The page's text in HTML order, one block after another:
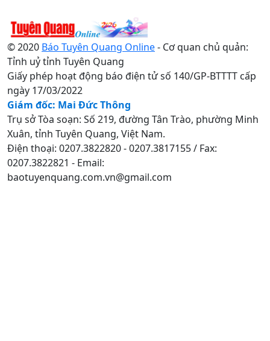
© 2020 Báo Tuyên Quang Online- Cơ quan chủ quản:
Tỉnh uỷ tỉnh Tuyên Quang
Giấy phép hoạt động báo điện tử số 140/GP-BTTTT cấp
ngày 17/03/2022
Giám đốc: Mai Đức Thông
Trụ sở Tòa soạn: Số 219, đường Tân Trào, phường Minh
Xuân, tỉnh Tuyên Quang, Việt Nam.
Điện thoại: 0207.3822820 - 0207.3817155 / Fax:
0207.3822821 - Email:
baotuyenquang.com.vn@gmail.com